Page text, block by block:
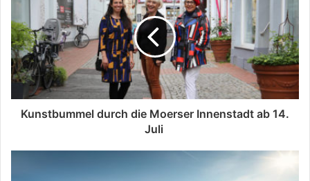
Kunstbummel durch die Moerser Innenstadt ab 14.
Juli